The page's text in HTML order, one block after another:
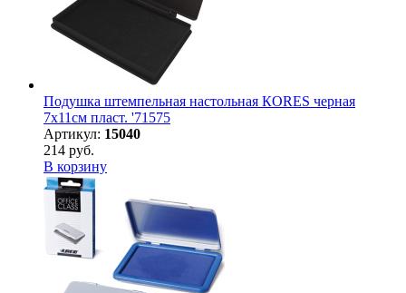
Подушка штемпельная настольная КORES черная
7х11см пласт. '71575
Артикул: 15040
214 руб.
В корзину